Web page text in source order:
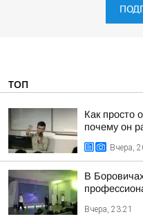
ТОП
Как просто
почему он
Вчера,
В
Вчера, 23:21